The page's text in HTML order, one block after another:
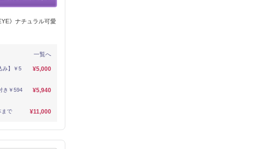
》ナチュラル可愛
一覧へ
み】￥5
¥5,000
き￥594
¥5,940
まで ¥11,000